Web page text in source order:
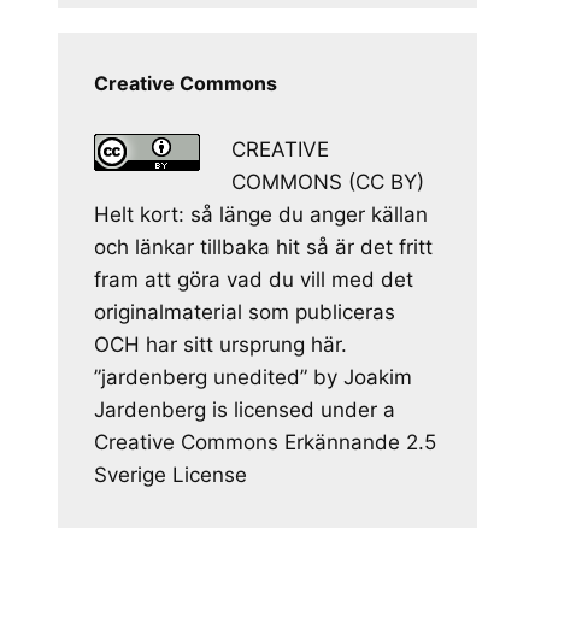
Creative Commons
CREATIVE
COMMONS (CC BY)
Helt kort: så länge du anger källan
och länkar tillbaka hit så är det fritt
fram att göra vad du vill med det
originalmaterial som publiceras
OCH har sitt ursprung här.
”jardenberg unedited” by Joakim
Jardenberg is licensed under a
Creative Commons Erkännande 2.5
Sverige License